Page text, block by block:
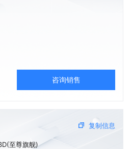
咨询销售
复制信息
至尊旗舰)